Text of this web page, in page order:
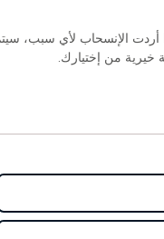
أردت الإنسحاب لأي سبب،
خيرية من إختيارك.